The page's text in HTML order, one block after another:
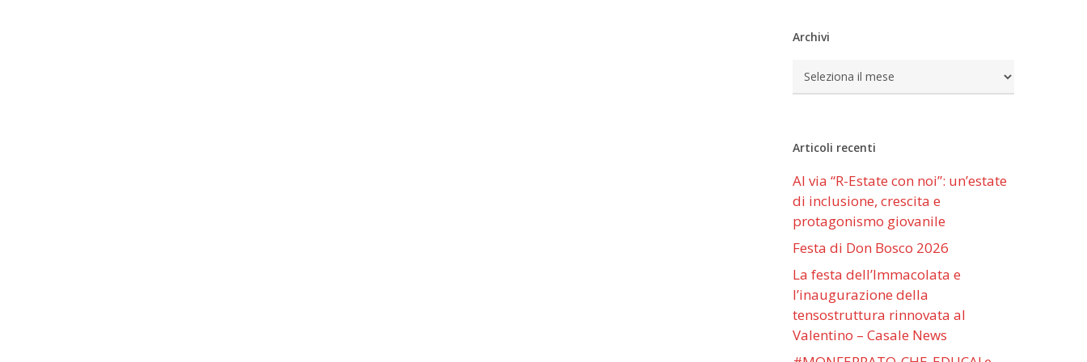
Archivi
Archivi
Articoli recenti
Al via “R-Estate con noi”: un’estate
di inclusione, crescita e
protagonismo giovanile
Festa di Don Bosco 2026
La festa dell’Immacolata e
l’inaugurazione della
tensostruttura rinnovata al
Valentino – Casale News